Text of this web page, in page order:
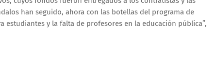
han seguido, ahora con las botellas del programa de
estudiantes y la falta de profesores en la educación pública”,